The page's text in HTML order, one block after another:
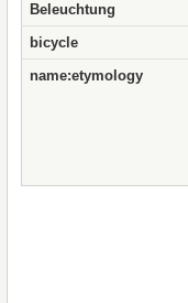
Beleuchtung
bicycle
name:etymology